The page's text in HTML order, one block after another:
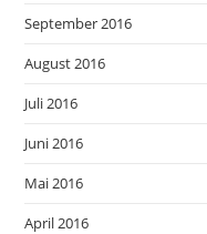
September 2016
August 2016
Juli 2016
Juni 2016
Mai 2016
April 2016